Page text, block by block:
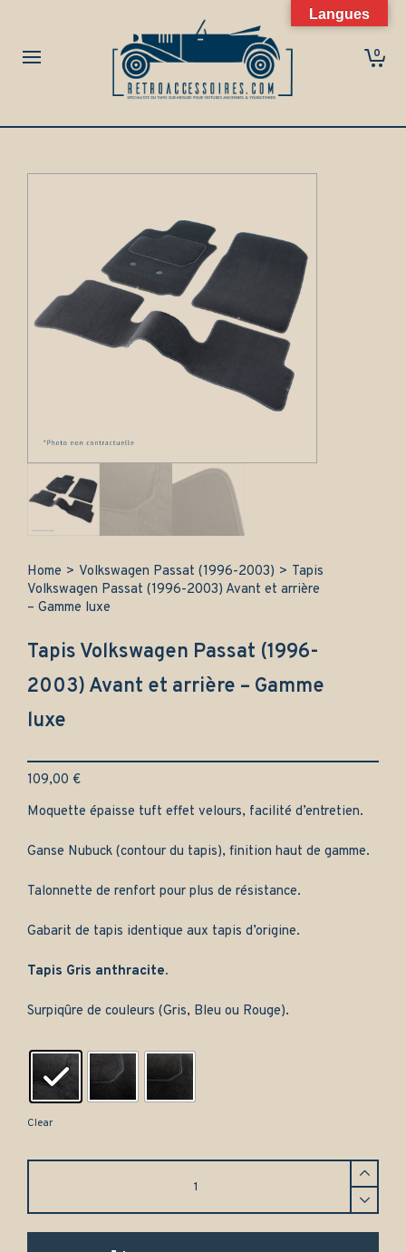
0
Home > Volkswagen Passat (1996-2003) > Tapis
Volkswagen Passat (1996-2003) Avant et arrière
– Gamme luxe
Tapis Volkswagen Passat (1996-
2003) Avant et arrière – Gamme
luxe
109,00 €
Moquette épaisse tuft effet velours, facilité d’entretien.
Ganse Nubuck (contour du tapis), finition haut de gamme.
Talonnette de renfort pour plus de résistance.
Gabarit de tapis identique aux tapis d’origine.
Tapis Gris anthracite.
Surpiqûre de couleurs (Gris, Bleu ou Rouge).
Clear
Langues